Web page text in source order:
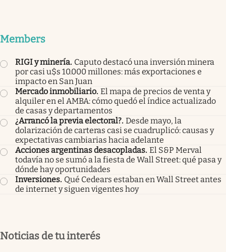
Members
RIGI y minería. Caputo destacó una inversión minera
por casi u$s 10.000 millones: más exportaciones e
impacto en San Juan
Mercado inmobiliario. El mapa de precios de venta y
alquiler en el AMBA: cómo quedó el índice actualizado
de casas y departamentos
¿Arrancó la previa electoral?. Desde mayo, la
dolarización de carteras casi se cuadruplicó: causas y
expectativas cambiarias hacia adelante
Acciones argentinas desacopladas. El S&P Merval
todavía no se sumó a la fiesta de Wall Street: qué pasa y
dónde hay oportunidades
Inversiones. Qué Cedears estaban en Wall Street antes
de internet y siguen vigentes hoy
Noticias de tu interés